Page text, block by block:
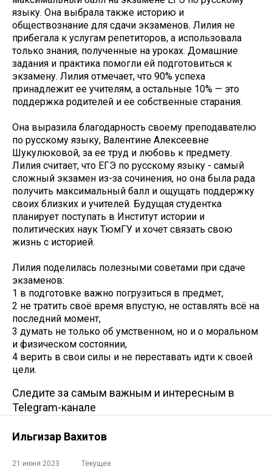
языку. Она выбрала также историю и
обществознание для сдачи экзаменов. Лилия не
прибегала к услугам репетиторов, а использовала
только знания, полученные на уроках. Домашние
задания и практика помогли ей подготовиться к
экзамену. Лилия отмечает, что 90% успеха
принадлежит ее учителям, а остальные 10% — это
поддержка родителей и ее собственные старания.
Она выразила благодарность своему преподавателю
по русскому языку, Валентине Алексеевне
Шукулюковой, за ее труд и любовь к предмету.
Лилия считает, что ЕГЭ по русскому языку - самый
сложный экзамен из-за сочинения, но она была рада
получить максимальный балл и ощущать поддержку
своих близких и учителей. Будущая студентка
планирует поступать в Институт истории и
политических наук ТюмГУ и хочет связать свою
жизнь с историей.
Лилия поделилась полезными советами при сдаче
экзаменов:
1 в подготовке важно погрузиться в предмет,
2 не тратить своё время впустую, не оставлять всё на
последний момент,
3 думать не только об умственном, но и о моральном
и физическом состоянии,
4 верить в свои силы и не переставать идти к своей
цели.
Следите за самым важным и интересным в
Telegram-канале
Ильгизар Вахитов
21 июня 2023 Текущее